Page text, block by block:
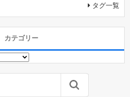
タグ一覧
カテゴリー